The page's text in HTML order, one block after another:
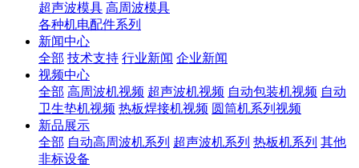
超声波模具 高周波模具
各种机电配件系列
新闻中心
全部 技术支持 行业新闻 企业新闻
视频中心
全部 高周波机视频 超声波机视频 自动包装机视频 自动
卫生垫机视频 热板焊接机视频 圆筒机系列视频
新品展示
全部 自动高周波机系列 超声波机系列 热板机系列 其他
非标设备